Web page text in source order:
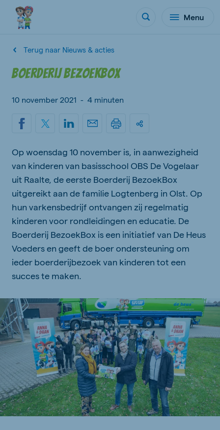
Menu
Terug naar Nieuws & acties
Boerderij BezoekBox
10 november 2021 - 4 minuten
Op woensdag 10 november is, in aanwezigheid
van kinderen van basisschool OBS De Vogelaar
uit Raalte, de eerste Boerderij BezoekBox
uitgereikt aan de familie Logtenberg in Olst. Op
hun varkensbedrijf ontvangen zij regelmatig
kinderen voor rondleidingen en educatie. De
Boerderij BezoekBox is een initiatief van De Heus
Voeders en geeft de boer ondersteuning om
ieder boerderijbezoek van kinderen tot een
succes te maken.